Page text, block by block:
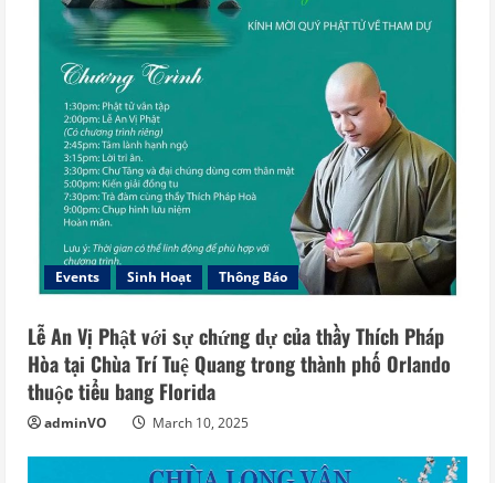
Events Sinh Hoạt Thông Báo
Lễ An Vị Phật với sự chứng dự của thầy Thích Pháp
Hòa tại Chùa Trí Tuệ Quang trong thành phố Orlando
thuộc tiểu bang Florida
adminVO March 10, 2025